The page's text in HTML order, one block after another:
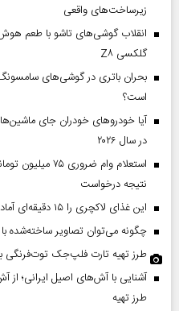
زیرساخت‌های واقعی
انقلاب گوشی‌های تاشو‌ با طعم
گلکسی Z۸
است؟
آیا خودروهای خودران جای
در سال ۲۰۲۶
استعلام وام
نتیجه درخواست
این غذای لاکچری را ۱۵ دقیقه‌ای آماده کنید
چگونه می‌توان تصاویر
طرز تهیه تارت فلپ‌جک توت‌فرنگی
آشنایی با آش‌های اصیل ایرانی؛
طرز تهیه